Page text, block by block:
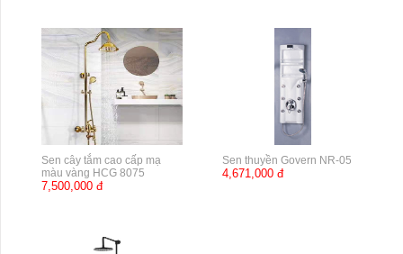
Sen cây tắm cao cấp mạ
màu vàng HCG 8075
7,500,000 đ
Sen thuyền Govern NR-05
4,671,000 đ